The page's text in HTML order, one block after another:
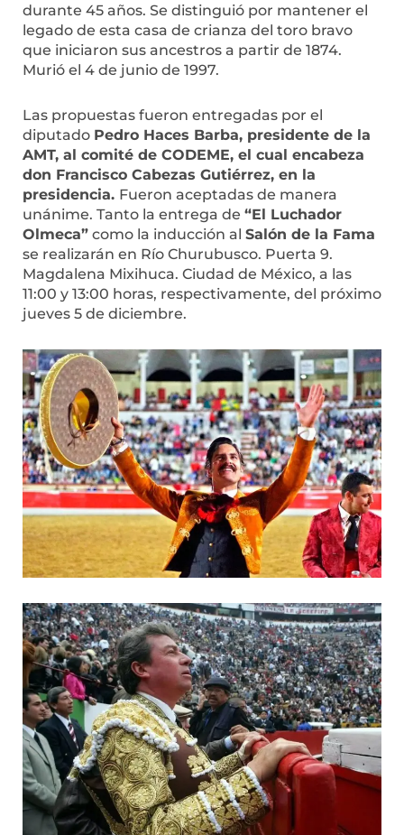
durante 45 años. Se distinguió por mantener el
legado de esta casa de crianza del toro bravo
que iniciaron sus ancestros a partir de 1874.
Murió el 4 de junio de 1997.
Las propuestas fueron entregadas por el
diputado Pedro Haces Barba, presidente de la
AMT, al comité de CODEME, el cual encabeza
don Francisco Cabezas Gutiérrez, en la
presidencia. Fueron aceptadas de manera
unánime. Tanto la entrega de “El Luchador
Olmeca” como la inducción al Salón de la Fama
se realizarán en Río Churubusco. Puerta 9.
Magdalena Mixihuca. Ciudad de México, a las
11:00 y 13:00 horas, respectivamente, del próximo
jueves 5 de diciembre.